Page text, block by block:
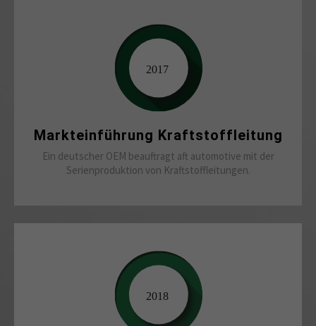
Markteinführung Kraftstoffleitung
Ein deutscher OEM beauftragt aft automotive mit der
Serienproduktion von Kraftstoffleitungen.